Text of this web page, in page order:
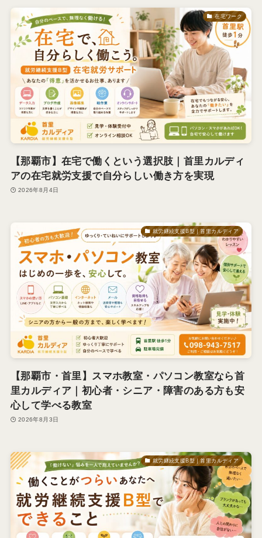
在宅ワーク
【那覇市】在宅で働くという選択肢｜首里カルディ
アの在宅就労支援で自分らしい働き方を実現
2026年8月4日
就労継続支援B型｜首里カルディア
【那覇市・首里】スマホ教室・パソコン教室なら首
里カルディア｜初心者・シニア・障害のある方も安
心して学べる教室
2026年8月3日
就労継続支援B型｜首里カルディア